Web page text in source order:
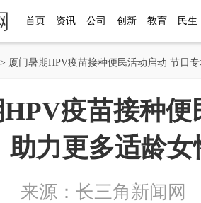
首页 资讯 公司 创新 教育 民生
> 厦门暑期HPV疫苗接种便民活动启动 节日
疫苗接种
助力更多适龄
源：长三角新闻网